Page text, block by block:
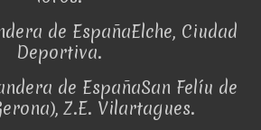
de EspañaElche, Ciudad
Deportiva.
de EspañaSan Felíu de
Z.E. Vilartagues.